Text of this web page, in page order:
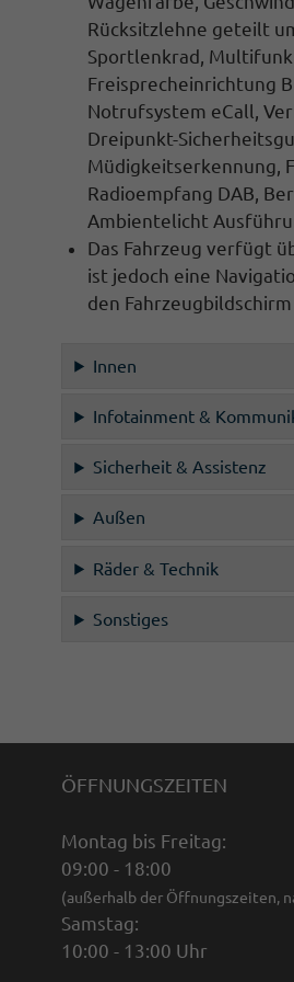
Rücksitzlehne geteilt
Sportlenkrad
Freisprecheinrichtung
Notrufsystem eCall
Dreipunkt-
Müdigkeitserkennung,
Radioempfang DAB,
Ambientelicht
Das Fahrzeug verfügt
ist jedoch eine
den Fahrzeugbildschirm
Innen
Infotainment &
Sicherheit & Assistenz
Außen
Räder & Technik
Sonstiges
ÖFFNUNGSZEITEN
Montag bis Freitag:
09:00 - 18:00
(außerhalb der Öffnungszeiten,
Samstag:
10:00 - 13:00 Uhr